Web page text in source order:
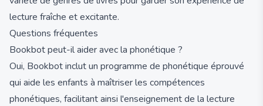
lecture fraîche et excitante.
Questions fréquentes
Bookbot peut-il aider avec la phonétique ?
Oui, Bookbot inclut un programme de phonétique éprouvé
qui aide les enfants à maîtriser les compétences
phonétiques, facilitant ainsi l'enseignement de la lecture